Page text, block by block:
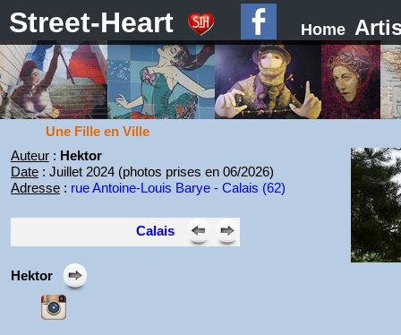
Street-Heart Home
Une Fille en Ville
Auteur: Hektor
Date: Juillet 2024 (photos prises en 06/2026)
Adresse: rue Antoine-Louis Barye - Calais (62)
Calais
Hektor